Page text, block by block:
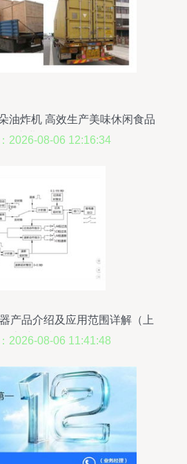
油炸机 高效生产美味休闲食品
的专业利器
2026-08-06 12:16:34
产品介绍及应用范围详解（上
海上继科技）
2026-08-06 11:41:48